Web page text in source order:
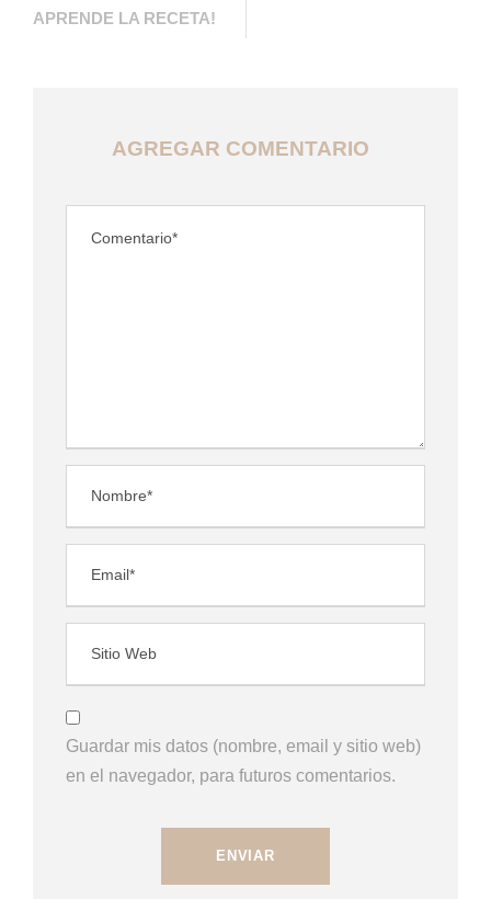
APRENDE LA RECETA!
AGREGAR COMENTARIO
Guardar mis datos (nombre, email y sitio web)
en el navegador, para futuros comentarios.